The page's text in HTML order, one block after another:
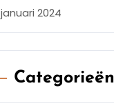
januari 2024
Categorieën